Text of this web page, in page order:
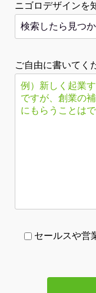
ニゴロデザインを
ご自由に書いてく
セールスや営